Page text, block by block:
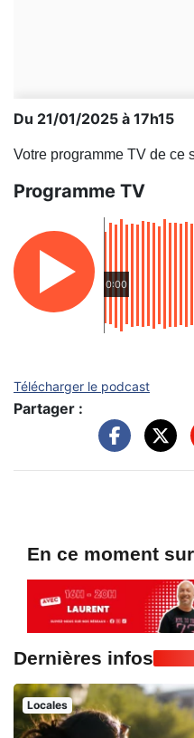
Du 21/01/2025 à 17h15
Votre programme TV de ce
Programme TV
0:00
Télécharger le podcast
Partager :
En ce moment
Dernières infos
Locales